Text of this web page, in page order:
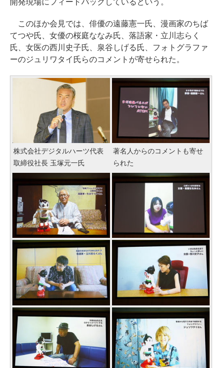
このほか会見では、俳優の遠藤憲一氏、漫画家のちば
てつや氏、女優の桜庭ななみ氏、落語家・立川志らく
氏、女医の西川史子氏、泉谷しげる氏、フォトグラファ
ーのジュリワタイ氏らのコメントが寄せられた。
株式会社デジタルハーツ代表
取締役社長 玉塚元一氏
著名人からのコメントも寄せ
られた